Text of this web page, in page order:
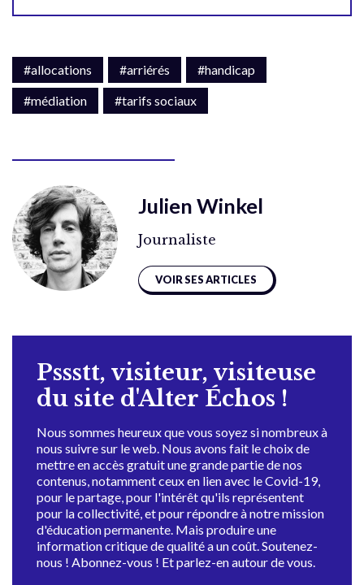
#allocations #arriérés
#handicap
#médiation
#tarifs sociaux
Julien Winkel
Journaliste
VOIR SES ARTICLES
Pssstt, visiteur, visiteuse
du site d'Alter Échos !
Nous sommes heureux que vous soyez si nombreux à
nous suivre sur le web. Nous avons fait le choix de
mettre en accès gratuit une grande partie de nos
contenus, notamment ceux en lien avec le Covid-19,
pour le partage, pour l'intérêt qu'ils représentent
pour la collectivité, et pour répondre à notre mission
d'éducation permanente. Mais produire une
information critique de qualité a un coût. Soutenez-
nous ! Abonnez-vous ! Et parlez-en autour de vous.